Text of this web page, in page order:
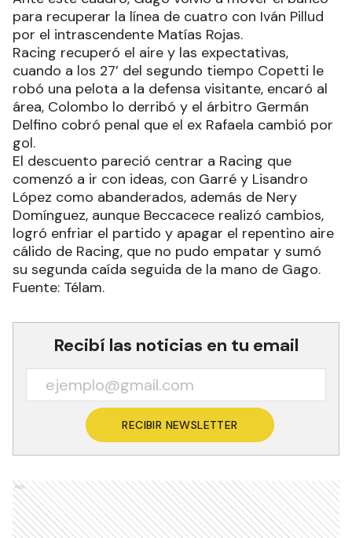
para recuperar la línea de cuatro con Iván Pillud
por el intrascendente Matías Rojas.
Racing recuperó el aire y las expectativas,
cuando a los 27’ del segundo tiempo Copetti le
robó una pelota a la defensa visitante, encaró al
área, Colombo lo derribó y el árbitro Germán
Delfino cobró penal que el ex Rafaela cambió por
gol.
El descuento pareció centrar a Racing que
comenzó a ir con ideas, con Garré y Lisandro
López como abanderados, además de Nery
Domínguez, aunque Beccacece realizó cambios,
logró enfriar el partido y apagar el repentino aire
cálido de Racing, que no pudo empatar y sumó
su segunda caída seguida de la mano de Gago.
Fuente: Télam.
Recibí las noticias en tu email
RECIBIR NEWSLETTER
Ads